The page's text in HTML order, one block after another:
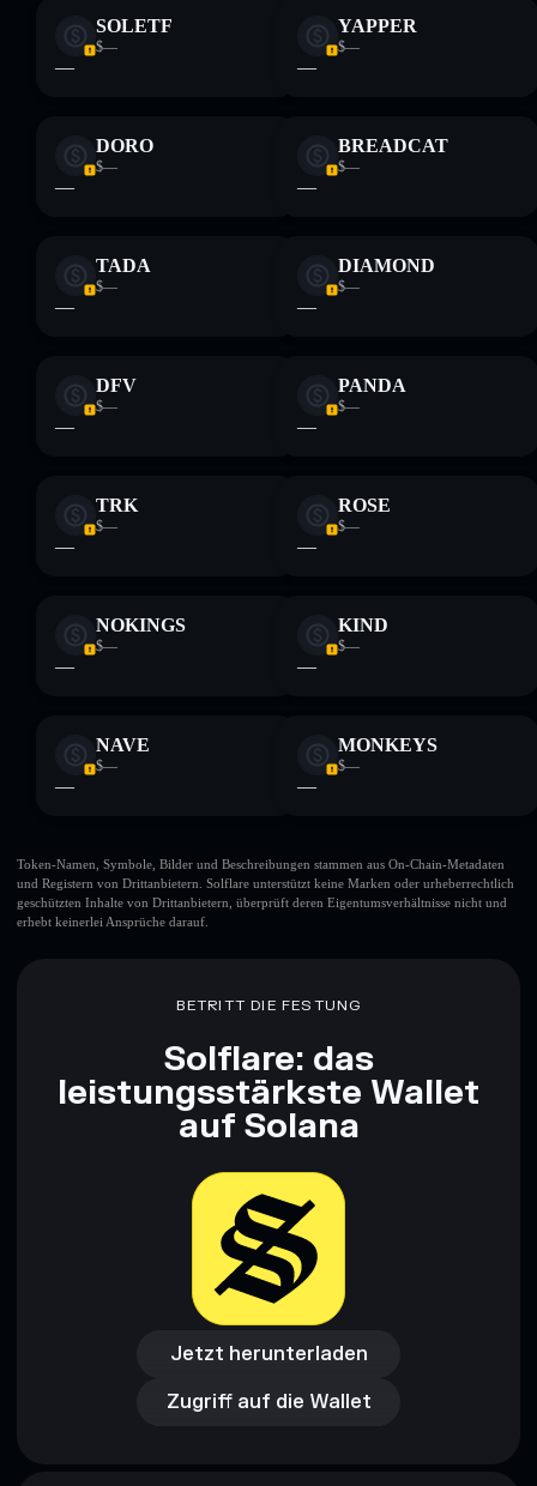
SOLETF
$—
—
YAPPER
$—
—
DORO
$—
—
BREADCAT
$—
—
TADA
$—
—
DIAMOND
$—
—
DFV
$—
—
PANDA
$—
—
TRK
$—
—
ROSE
$—
—
NOKINGS
$—
—
KIND
$—
—
NAVE
$—
—
MONKEYS
$—
—
Token-Namen, Symbole, Bilder und Beschreibungen stammen aus On-Chain-Metadaten
und Registern von Drittanbietern. Solflare unterstützt keine Marken oder urheberrechtlich
geschützten Inhalte von Drittanbietern, überprüft deren Eigentumsverhältnisse nicht und
erhebt keinerlei Ansprüche darauf.
BETRITT DIE FESTUNG
Solflare: das
leistungsstärkste Wallet
auf Solana
Jetzt herunterladen
Jetzt herunterladen
Zugriff auf die Wallet
Zugriff auf die Wallet